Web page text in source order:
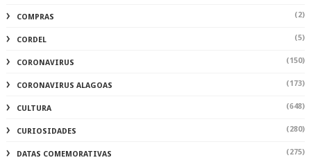
COMPRAS (2)
CORDEL (5)
CORONAVIRUS (150)
CORONAVIRUS ALAGOAS (173)
CULTURA (648)
CURIOSIDADES (280)
DATAS COMEMORATIVAS (275)